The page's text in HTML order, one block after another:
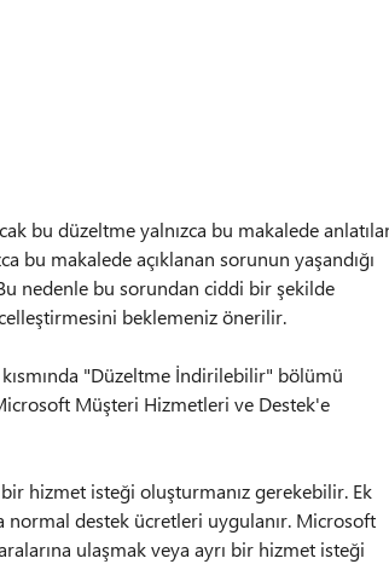
bu düzeltme yalnızca bu makalede
bu makalede açıklanan sorunun yaşandığı
nedenle bu sorundan ciddi bir şekilde
beklemeniz önerilir.
"Düzeltme İndirilebilir" bölümü
Müşteri Hizmetleri ve Destek'e
hizmet isteği oluşturmanız gerekebilir. Ek
destek ücretleri uygulanır. Microsoft
ulaşmak veya ayrı bir hizmet isteği